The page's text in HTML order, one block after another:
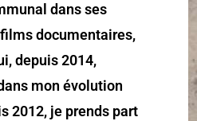
dans ses
documentaires,
depuis 2014,
mon évolution
2012, je prends part